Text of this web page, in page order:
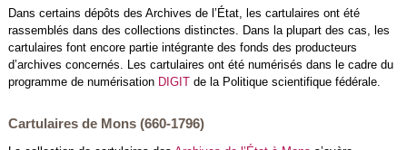
Dans certains dépôts des Archives de l’État, les cartulaires ont été
rassemblés dans des collections distinctes. Dans la plupart des cas, les
cartulaires font encore partie intégrante des fonds des producteurs
d’archives concernés. Les cartulaires ont été numérisés dans le cadre du
programme de numérisation DIGITde la Politique scientifique fédérale.
Cartulaires de Mons (660-1796)